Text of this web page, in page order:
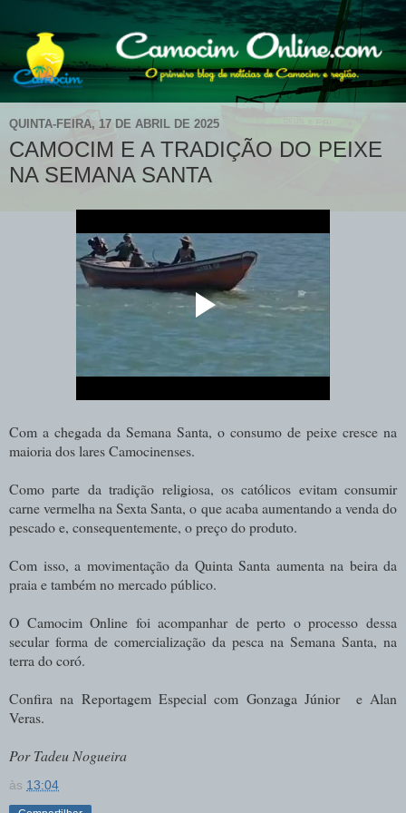
QUINTA-FEIRA, 17 DE ABRIL DE 2025
CAMOCIM E A TRADIÇÃO DO PEIXE
NA SEMANA SANTA
Com a chegada da Semana Santa, o consumo de peixe cresce na
maioria dos lares Camocinenses.
Como parte da tradição religiosa, os católicos evitam consumir
carne vermelha na Sexta Santa, o que acaba aumentando a venda do
pescado e, consequentemente, o preço do produto.
Com isso, a movimentação da Quinta Santa aumenta na beira da
praia e também no mercado público.
O Camocim Online foi acompanhar de perto o processo dessa
secular forma de comercialização da pesca na Semana Santa, na
terra do coró.
Confira na Reportagem Especial com Gonzaga Júnior e Alan
Veras.
Por Tadeu Nogueira
às 13:04